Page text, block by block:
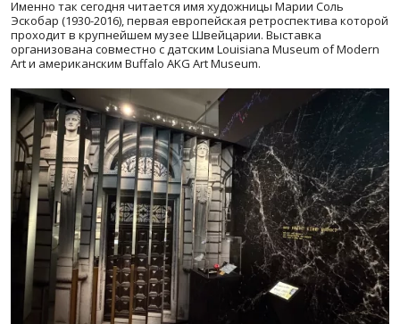
Именно так сегодня читается имя художницы Марии Соль
Эскобар (1930-2016), первая европейская ретроспектива которой
проходит в крупнейшем музее Швейцарии. Выставка
организована совместно с датским Louisiana Museum of Modern
Art и американским Buffalo AKG Art Museum.